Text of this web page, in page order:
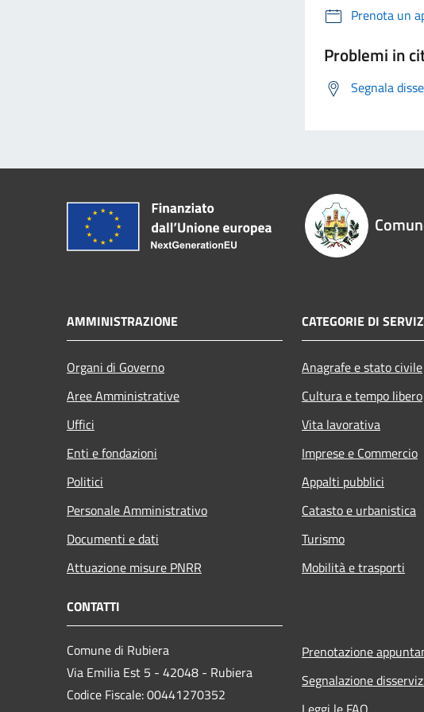
Prenota un
Problemi in
Segnala
AMMINISTRAZIONE
Organi di Governo
Aree Amministrative
Uffici
Enti e fondazioni
Politici
Personale Amministrativo
Documenti e dati
Attuazione misure PNRR
CATEGORIE DI
Anagrafe e stato civile
Cultura e tempo libero
Vita lavorativa
Imprese e Commercio
Appalti pubblici
Catasto e urbanistica
Turismo
Mobilità e trasporti
CONTATTI
Comune di Rubiera
Via Emilia Est 5 - 42048 - Rubiera
Codice Fiscale: 00441270352
Prenotazione
Segnalazione